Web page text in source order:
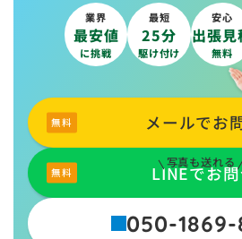
業界
最安値
に挑戦
最短
25分
駆け付け
安心
出張見
無料
メールでお
写真も送れる
LINEでお
050-1869-